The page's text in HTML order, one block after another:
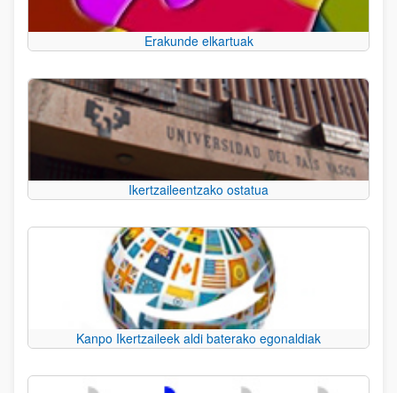
Erakunde elkartuak
Ikertzaileentzako ostatua
Kanpo Ikertzaileek aldi baterako egonaldiak